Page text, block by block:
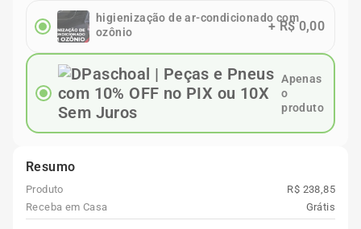
higienização de ar-condicionado com
ozônio
+R$ 0,00
Apenas
o
produto
Resumo
Produto
R$ 238,85
Receba em Casa
Grátis